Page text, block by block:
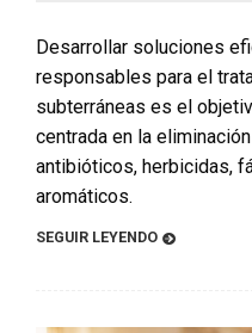
Desarrollar soluciones
responsables para el
subterráneas es el
centrada en la
antibióticos, herbicidas,
aromáticos.
SEGUIR LEYENDO